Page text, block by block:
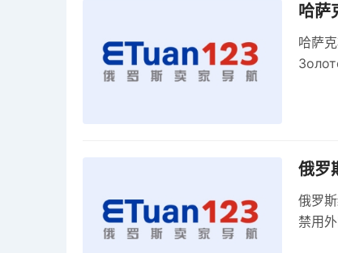
哈萨
哈萨
俄罗
俄罗
禁用